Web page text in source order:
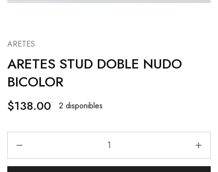
ARETES
ARETES STUD DOBLE NUDO
BICOLOR
$138.00 2 disponibles